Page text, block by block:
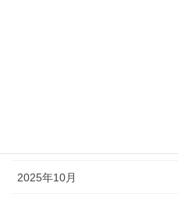
2025年10月